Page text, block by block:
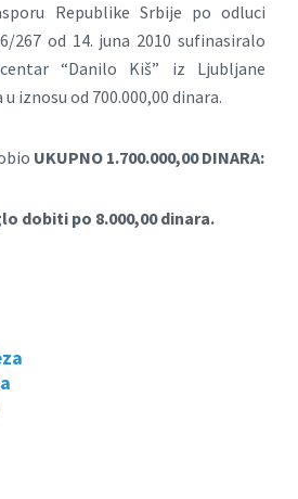
Republike Srbije po odluci
267 od 14. juna 2010 sufinasiralo
“Danilo Kiš” iz Ljubljane
iznosu od 700.000,00 dinara.
UKUPNO 1.700.000,00 DINARA:
dobiti po 8.000,00 dinara.